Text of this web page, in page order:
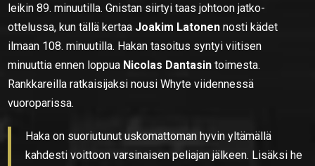
leikin 89. minuutilla. Gnistan siirtyi taas johtoon jatko-
ottelussa, kun tällä kertaa Joakim Latonennosti kädet
ilmaan 108. minuutilla. Hakan tasoitus syntyi viitisen
minuuttia ennen loppua Nicolas Dantasin toimesta.
Rankkareilla ratkaisijaksi nousi Whyte viidennessä
vuoroparissa.
Haka on suoriutunut uskomattoman hyvin yltämällä
kahdesti voittoon varsinaisen peliajan jälkeen. Lisäksi he